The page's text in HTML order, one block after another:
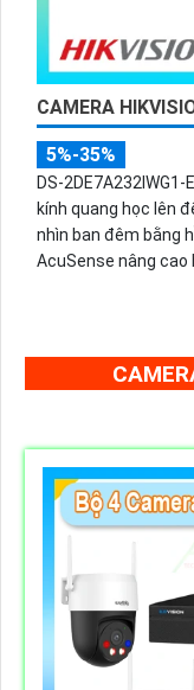
CAMERA
5%-35%
DS-
kính quang học lên
nhìn ban đêm bằng
AcuSense nâng